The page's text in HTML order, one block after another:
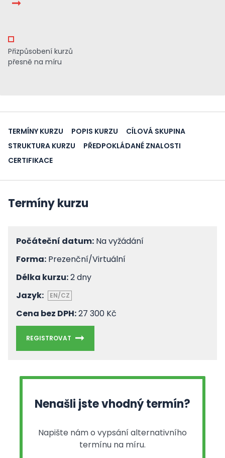
Přizpůsobení kurzů
přesně na míru
TERMÍNY KURZU POPIS KURZU
CÍLOVÁ SKUPINA
STRUKTURA KURZU
PŘEDPOKLÁDANÉ ZNALOSTI
CERTIFIKACE
Termíny kurzu
Počáteční datum: Na vyžádání
Forma: Prezenční/Virtuální
Délka kurzu:2 dny
Jazyk:
EN/CZ
Cena bez DPH:27 300 Kč
REGISTROVAT
Nenašli jste vhodný termín?
Napište nám o vypsání alternativního
termínu na míru.